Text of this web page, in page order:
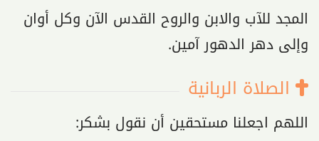
المجد للآب والابن والروح القدس الآن وكل أوان
وإلى دهر الدهور آمين.
الصلاة الربانية
اللهم اجعلنا مستحقين أن نقول بشكر: